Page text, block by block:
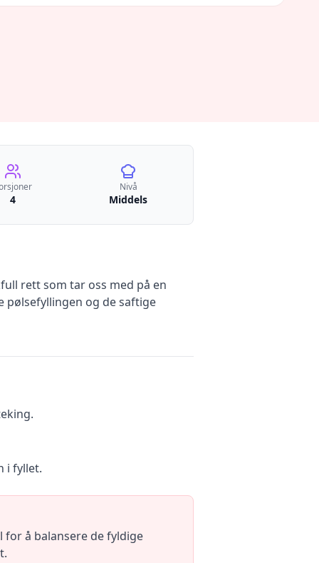
4
Nivå
Middels
rett som tar oss med på en
pølsefyllingen og de saftige
i fyllet.
å balansere de fyldige